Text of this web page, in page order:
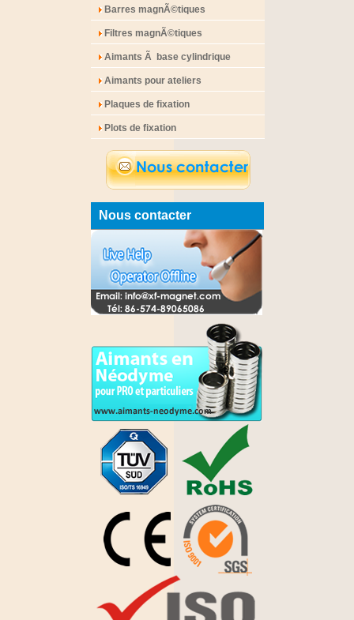
Barres magnÃ©tiques
Filtres magnÃ©tiques
Aimants Ã base cylindrique
Aimants pour ateliers
Plaques de fixation
Plots de fixation
Nous contacter